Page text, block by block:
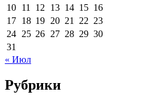
10 11 12 13 14 15 16
17 18 19 20 21 22 23
24 25 26 27 28 29 30
31
« Июл
Рубрики